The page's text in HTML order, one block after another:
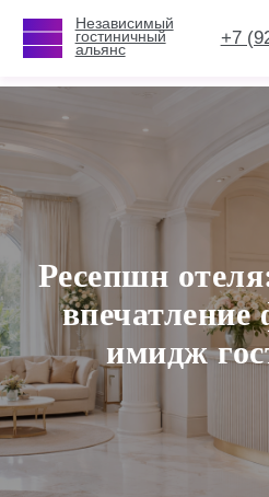
Независимый
гостиничный
альянс
+7 (929) 660-20-25
Независимый
гостиничный
альянс
+7 (929) 660-20-25
Ресепшн
впечатление
имидж